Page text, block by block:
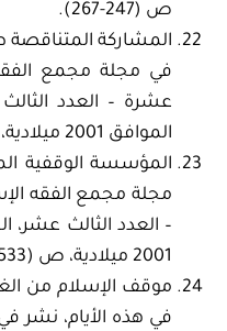
ص (247-267).
المشاركة
في مجلة مجمع الفقه
الموافق 2001 ميلادية، ص (531-556).
المؤسسة الوقفية
مجلة مجمع الفقه
2001 ميلادية، ص (533-574).
موقف الإسلام من
في هذه الأيام، نشر